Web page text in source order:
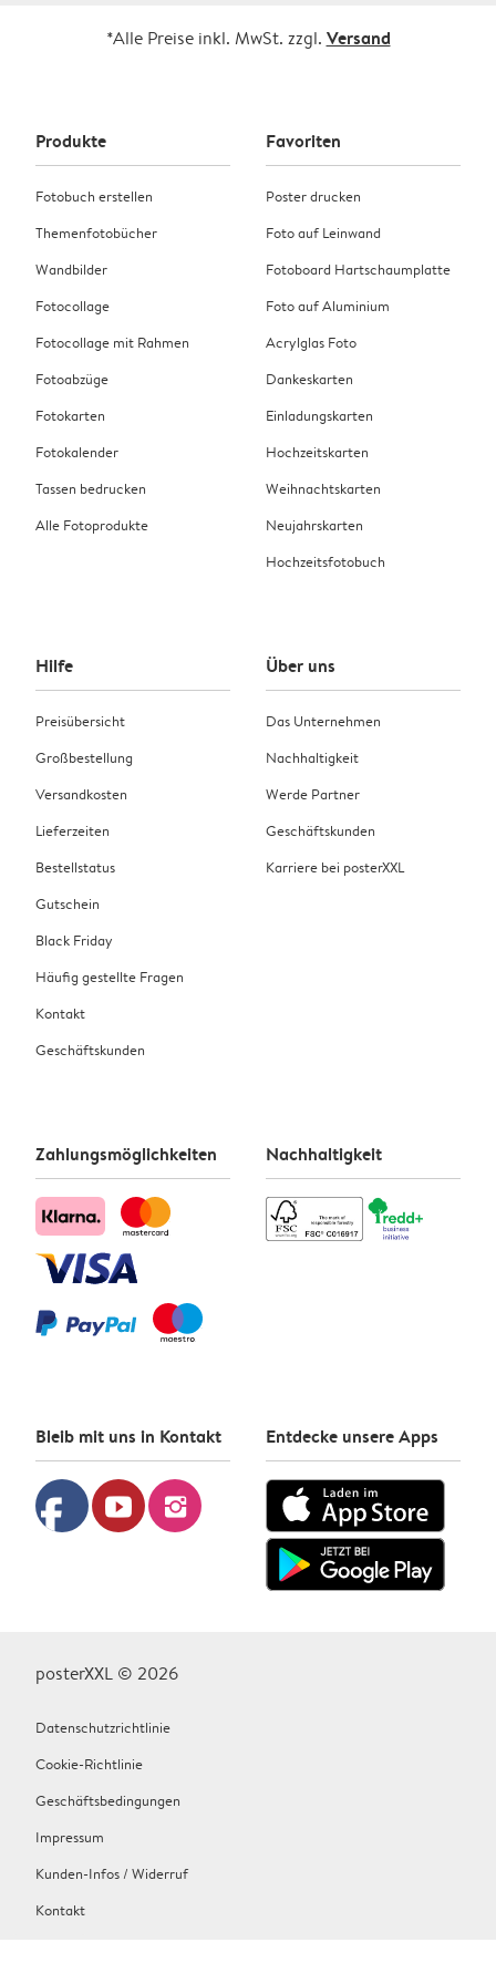
*Alle Preise inkl. MwSt. zzgl. Versand
Produkte
Fotobuch erstellen
Themenfotobücher
Wandbilder
Fotocollage
Fotocollage mit Rahmen
Fotoabzüge
Fotokarten
Fotokalender
Tassen bedrucken
Alle Fotoprodukte
Favoriten
Poster drucken
Foto auf Leinwand
Fotoboard Hartschaumplatte
Foto auf Aluminium
Acrylglas Foto
Dankeskarten
Einladungskarten
Hochzeitskarten
Weihnachtskarten
Neujahrskarten
Hochzeitsfotobuch
Hilfe
Preisübersicht
Großbestellung
Versandkosten
Lieferzeiten
Bestellstatus
Gutschein
Black Friday
Häufig gestellte Fragen
Kontakt
Geschäftskunden
Über uns
Das Unternehmen
Nachhaltigkeit
Werde Partner
Geschäftskunden
Karriere bei posterXXL
Zahlungsmöglichkeiten Nachhaltigkeit
Bleib mit uns in Kontakt
facebook youtube instagram
Entdecke unsere Apps
posterXXL © 2026
Datenschutzrichtlinie
Cookie-Richtlinie
Geschäftsbedingungen
Impressum
Kunden-Infos / Widerruf
Kontakt